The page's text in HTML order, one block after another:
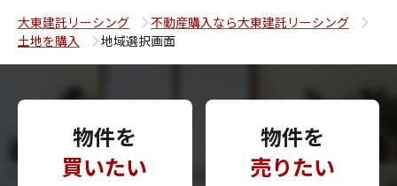
大東建託リーシング
不動産購入なら大東建託リーシング
土地を購入
地域選択画面
物件を
買いたい
物件を
売りたい